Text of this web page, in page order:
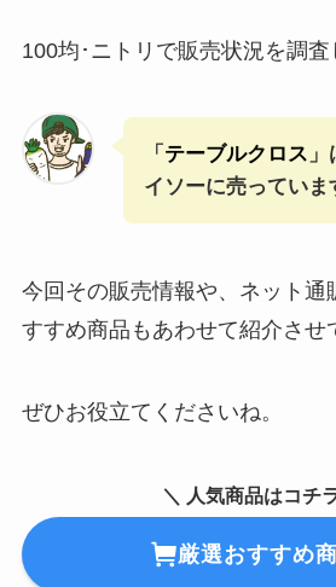
100均･ニトリで販売状況を調査
「 テーブルクロス
イソーに売っていま
今回その販売情報や、ネット通
すすめ商品もあわせて紹介させ
ぜひお役立てくださいね。
＼ 人気商品はコチ
厳選おすすめ商